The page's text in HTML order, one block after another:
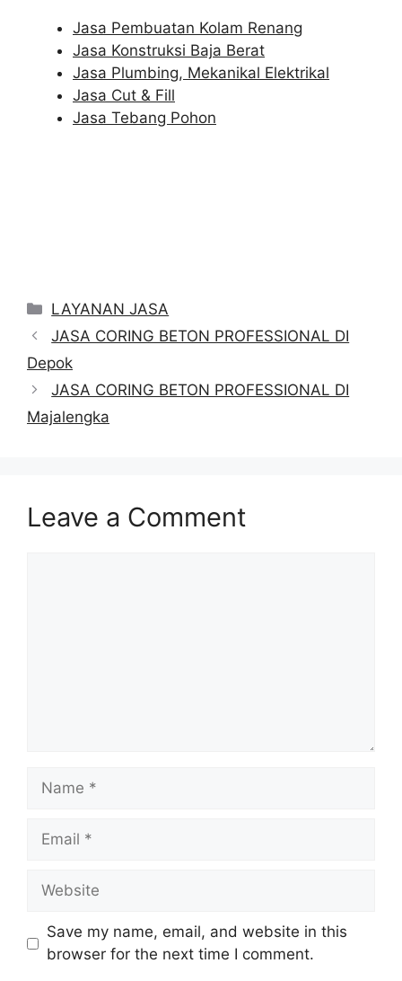
Jasa Pembuatan Kolam Renang
Jasa Konstruksi Baja Berat
Jasa Plumbing, Mekanikal Elektrikal
Jasa Cut & Fill
Jasa Tebang Pohon
Categories
LAYANAN JASA
JASA CORING BETON PROFESSIONAL DI
Depok
JASA CORING BETON PROFESSIONAL DI
Majalengka
Leave a Comment
Name
Email
Website
Save my name, email, and website in this
browser for the next time I comment.